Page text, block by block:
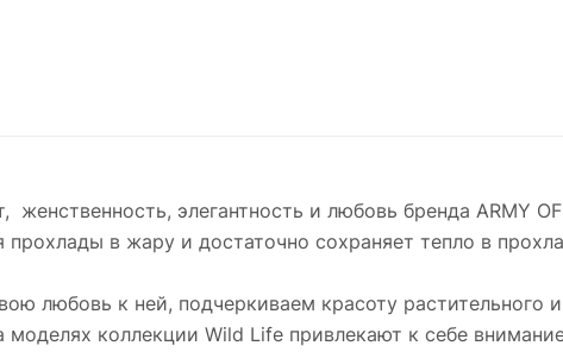
элегантность и любовь бренда ARMY
в жару и достаточно сохраняет тепло в
любовь к ней, подчеркиваем красоту растительного
коллекции Wild Life привлекают к себе